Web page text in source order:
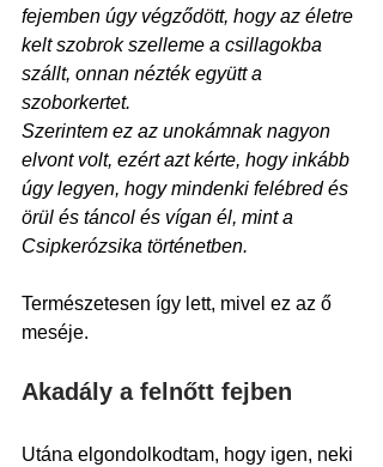
fejemben úgy végződött, hogy az életre
kelt szobrok szelleme a csillagokba
szállt, onnan nézték együtt a
szoborkertet.
Szerintem ez az unokámnak nagyon
elvont volt, ezért azt kérte, hogy inkább
úgy legyen, hogy mindenki felébred és
örül és táncol és vígan él, mint a
Csipkerózsika történetben.
Természetesen így lett, mivel ez az ő
meséje.
Akadály a felnőtt fejben
Utána elgondolkodtam, hogy igen, neki